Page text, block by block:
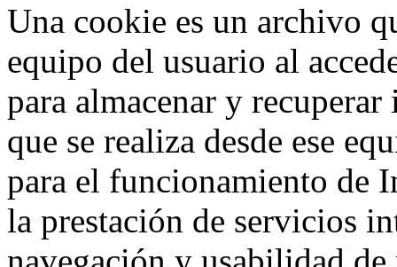
Una cookie es un archivo
equipo del usuario al
para almacenar y
que se realiza desde ese
para el funcionamiento de
la prestación de servicios